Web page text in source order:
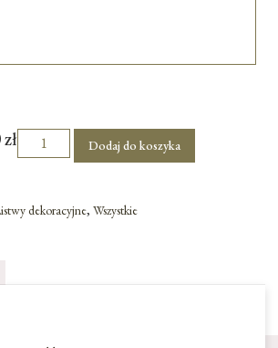
zł Dodaj do koszyka
dekoracyjne, Wszystkie